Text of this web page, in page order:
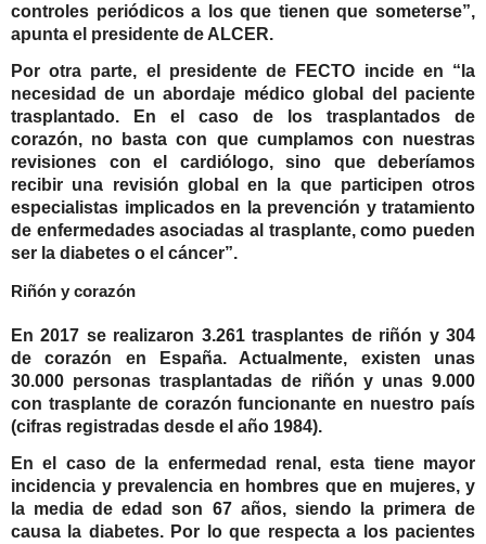
controles periódicos a los que tienen que someterse”,
apunta el presidente de ALCER.
Por otra parte, el presidente de FECTO incide en “la
necesidad de un abordaje médico global del paciente
trasplantado. En el caso de los trasplantados de
corazón, no basta con que cumplamos con nuestras
revisiones con el cardiólogo, sino que deberíamos
recibir una revisión global en la que participen otros
especialistas implicados en la prevención y tratamiento
de enfermedades asociadas al trasplante, como pueden
ser la diabetes o el cáncer”.
Riñón y corazón
En 2017 se realizaron 3.261 trasplantes de riñón y 304
de corazón en España. Actualmente, existen unas
30.000 personas trasplantadas de riñón y unas 9.000
con trasplante de corazón funcionante en nuestro país
(cifras registradas desde el año 1984).
En el caso de la enfermedad renal, esta tiene mayor
incidencia y prevalencia en hombres que en mujeres, y
la media de edad son 67 años, siendo la primera de
causa la diabetes. Por lo que respecta a los pacientes